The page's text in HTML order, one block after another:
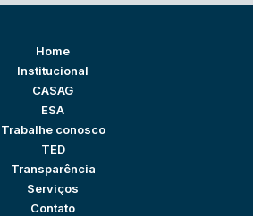
Home
Institucional
CASAG
ESA
Trabalhe conosco
TED
Transparência
Serviços
Contato